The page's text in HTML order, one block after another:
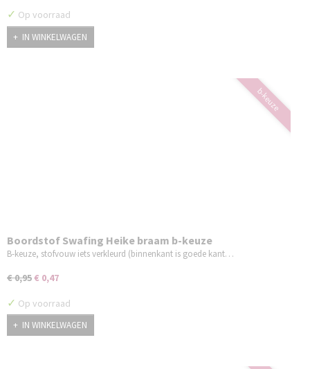
✓ Op voorraad
IN WINKELWAGEN
b-keuze
Boordstof Swafing Heike braam b-keuze
B-keuze, stofvouw iets verkleurd (binnenkant is goede kant…
€ 0,95€ 0,47
✓ Op voorraad
IN WINKELWAGEN